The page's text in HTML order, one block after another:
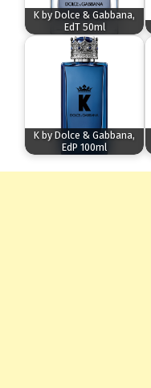
K by Dolce & Gabbana,
EdT 50ml
K by Dolce & Gabbana,
EdP 100ml